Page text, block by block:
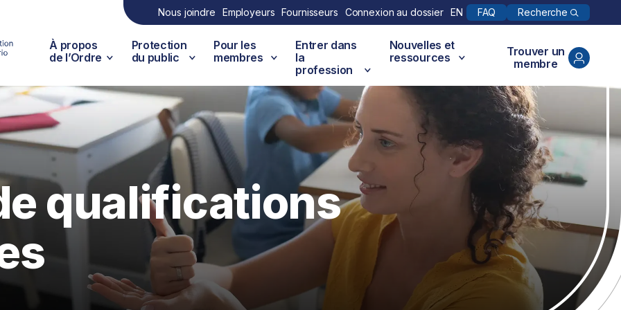
Nous joindre Employeurs Fournisseurs Connexion au dossier EN FAQ Recherche
À propos
de l’Ordre
Protection
du public
Pour les
membres
Entrer dans
la
profession
Nouvelles et
ressources
Trouver un
membre
qualifications